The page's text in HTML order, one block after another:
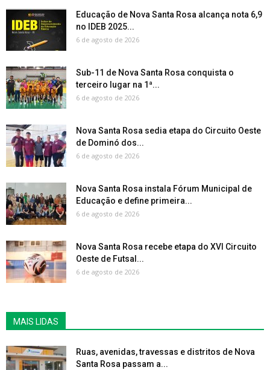
Educação de Nova Santa Rosa alcança nota 6,9
no IDEB 2025...
6 de agosto de 2026
Sub-11 de Nova Santa Rosa conquista o
terceiro lugar na 1ª...
6 de agosto de 2026
Nova Santa Rosa sedia etapa do Circuito Oeste
de Dominó dos...
6 de agosto de 2026
Nova Santa Rosa instala Fórum Municipal de
Educação e define primeira...
6 de agosto de 2026
Nova Santa Rosa recebe etapa do XVI Circuito
Oeste de Futsal...
6 de agosto de 2026
MAIS LIDAS
Ruas, avenidas, travessas e distritos de Nova
Santa Rosa passam a...